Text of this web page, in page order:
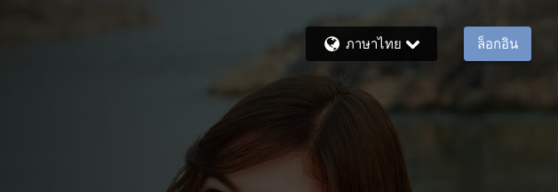
ภาษาไทย ล็อกอิน